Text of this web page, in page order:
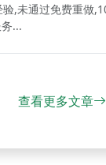
,未通过免费重做
...
查看更多文章